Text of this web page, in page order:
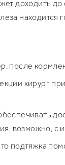
доходить
находится
после
хирург
возможно, с
подтяжка